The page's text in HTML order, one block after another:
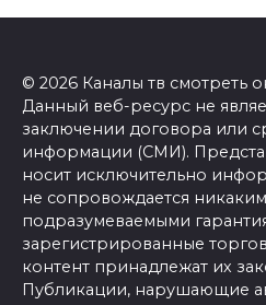
© 2026 Каналы тв смотреть
Данный веб-ресурс не
заключении договора или
информации (СМИ).
носит исключительно
не сопровождается
подразумеваемыми
зарегистрированные
контент принадлежат их
Публикации, нарушающие